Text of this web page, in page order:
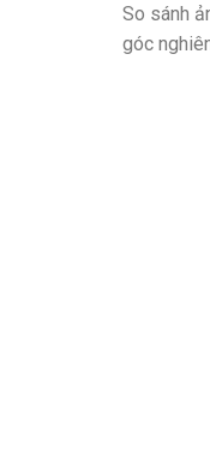
So sánh
góc